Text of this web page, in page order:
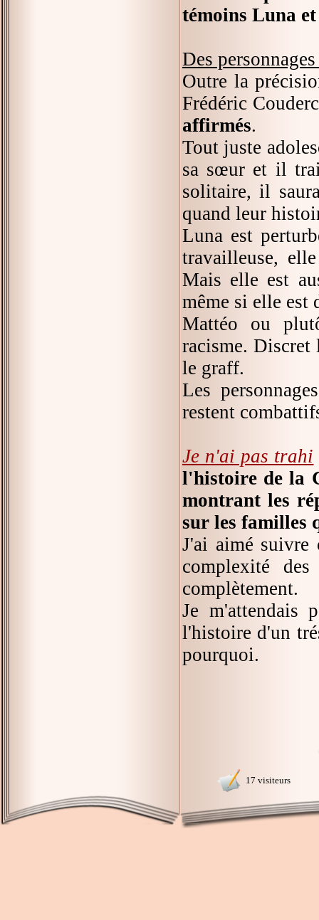
témoins Luna
Des
Outre la
Frédéric
affirmés.
Tout juste
sa sœur et il
solitaire, il
quand leur
Luna est
travailleuse,
Mais elle est
même si elle est
Mattéo ou
racisme. Discret
le graff.
Les
restent
Je n'ai pas trahi
l'histoire de la
montrant les
sur les familles
J'ai aimé suivre
complexité
complètement.
Je m'attendais
l'histoire d'un
pourquoi.
17 visiteurs